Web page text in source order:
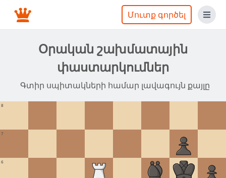
Մուտք գործել
Օրական շախմատային
փաստարկումներ
Գտիր սպիտակների համար լավագույն քայլը
8
7
6